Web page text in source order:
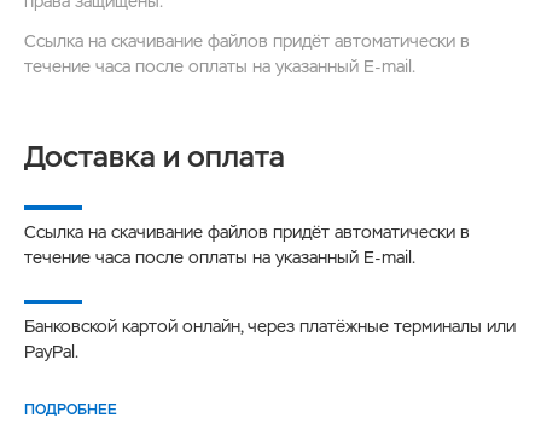
Ссылка на скачивание файлов придёт автоматически в
течение часа после оплаты на указанный E-mail.
Доставка и оплата
Ссылка на скачивание файлов придёт автоматически в
течение часа после оплаты на указанный E-mail.
Банковской картой онлайн, через платёжные терминалы или
PayPal.
ПОДРОБНЕЕ